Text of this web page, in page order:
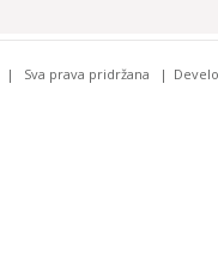
Sva prava pridržana